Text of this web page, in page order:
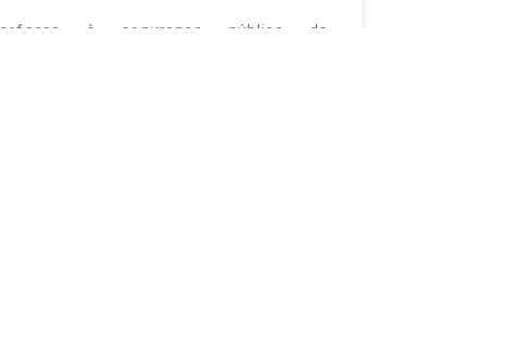
reforço à segurança pública do